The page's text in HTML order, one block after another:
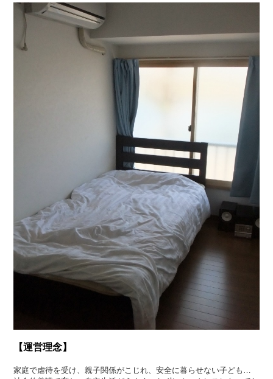
【運営理念】
家庭で虐待を受け、親子関係がこじれ、安全に暮らせない子ども…